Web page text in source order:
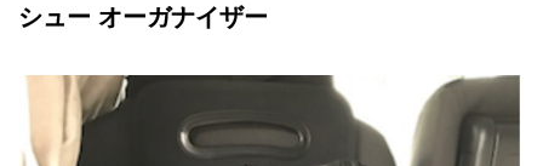
シュー オーガナイザー